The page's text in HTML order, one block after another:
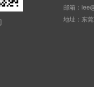
邮箱：
地址：东